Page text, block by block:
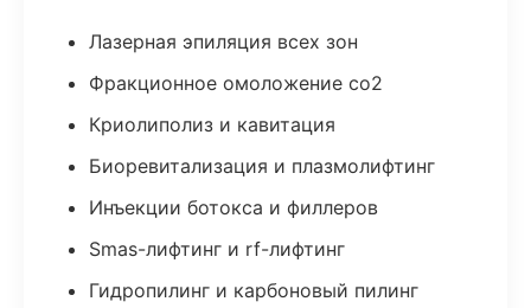
Лазерная эпиляция всех зон
Фракционное омоложение co2
Криолиполиз и кавитация
Биоревитализация и плазмолифтинг
Инъекции ботокса и филлеров
Smas-лифтинг и rf-лифтинг
Гидропилинг и карбоновый пилинг